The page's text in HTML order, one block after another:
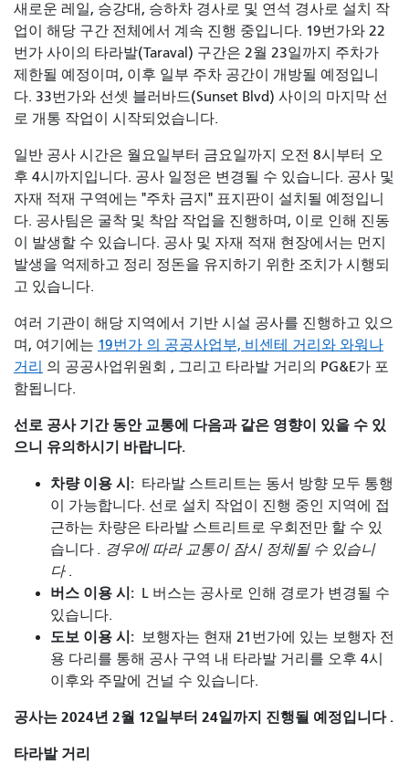
새로운 레일, 승강대, 승하차 경사로 및 ​​연석 경사로 설치 작
업이 해당 구간 전체에서 계속 진행 중입니다. 19번가와 22
번가 사이의 타라발(Taraval) 구간은 2월 23일까지 주차가
제한될 예정이며, 이후 일부 주차 공간이 개방될 예정입니
다. 33번가와 선셋 블러바드(Sunset Blvd) 사이의 마지막 선
로 개통 작업이 시작되었습니다.
일반 공사 시간은 월요일부터 금요일까지 오전 8시부터 오
후 4시까지입니다. 공사 일정은 변경될 수 있습니다. 공사 및
자재 적재 구역에는 "주차 금지" 표지판이 설치될 예정입니
다. 공사팀은 굴착 및 착암 작업을 진행하며, 이로 인해 진동
이 발생할 수 있습니다. 공사 및 자재 적재 현장에서는 먼지
발생을 억제하고 정리 정돈을 유지하기 위한 조치가 시행되
고 있습니다.
여러 기관이 해당 지역에서 기반 시설 공사를 진행하고 있으
며, 여기에는 19번가 의 공공사업부, 비센테 거리와 와워나
거리 의 공공사업위원회 , 그리고 타라발 거리의 PG&E가 포
함됩니다.
선로 공사 기간 동안 교통에 다음과 같은 영향이 있을 수 있
으니 유의하시기 바랍니다.
차량 이용 시: 타라발 스트리트는 동서 방향 모두 통행
이 가능합니다. 선로 설치 작업이 진행 중인 지역에 접
근하는 차량은 타라발 스트리트로 우회전만 할 수 있
습니다 . 경우에 따라 교통이 잠시 정체될 수 있습니
다.
버스 이용 시: L 버스는 공사로 인해 경로가 변경될 수
있습니다.
도보 이용 시: 보행자는 현재 21번가에 있는 보행자 전
용 다리를 통해 공사 구역 내 타라발 거리를 오후 4시
이후와 주말에 건널 수 있습니다.
공사는 2024년 2월 12일부터 24일까지 진행될 예정입니다 .
타라발 거리